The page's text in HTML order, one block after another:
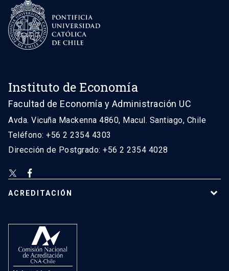
Instituto de Economía
Facultad de Economía y Administración UC
Avda. Vicuña Mackenna 4860, Macul. Santiago, Chile
Teléfono: +56 2 2354 4303
Dirección de Postgrado: +56 2 2354 4028
ACREDITACIÓN